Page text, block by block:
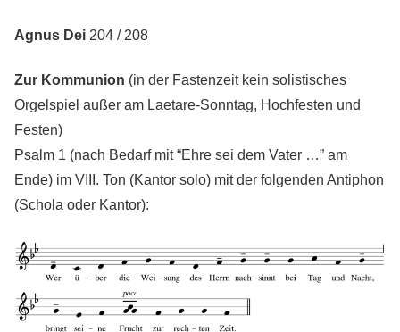
Agnus Dei 204 / 208
Zur Kommunion (in der Fastenzeit kein solistisches
Orgelspiel außer am Laetare-Sonntag, Hochfesten und
Festen)
Psalm 1 (nach Bedarf mit “Ehre sei dem Vater …” am
Ende) im VIII. Ton (Kantor solo) mit der folgenden Antiphon
(Schola oder Kantor):